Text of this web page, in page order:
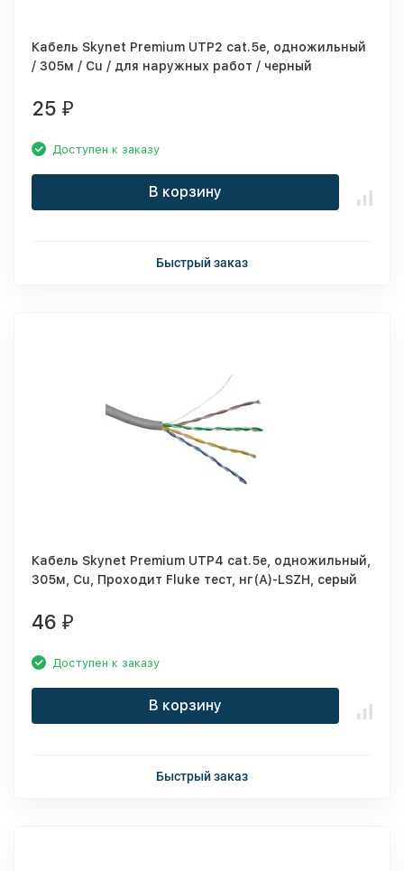
Кабель Skynet Premium UTP2 cat.5е, одножильный
/ 305м / Cu / для наружных работ / черный
25 ₽
Доступен к заказу
В корзину
Быстрый заказ
Кабель Skynet Premium UTP4 cat.5е, одножильный,
305м, Cu, Проходит Fluke тест, нг(А)-LSZH, серый
46 ₽
Доступен к заказу
В корзину
Быстрый заказ